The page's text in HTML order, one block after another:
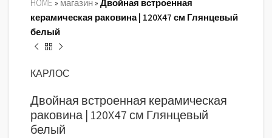
керамическая раковина | 120X47 см Глянцевый
белый
КАРЛОС
Двойная встроенная керамическая
раковина | 120X47 см Глянцевый
белый